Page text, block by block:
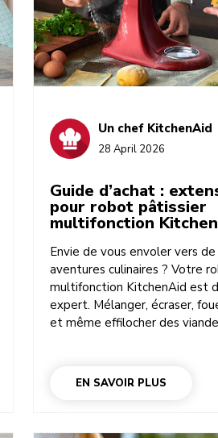
Un chef KitchenAid
28 April 2026
Guide d’achat :
pour robot pâtissier
multifonction
Envie de vous envoler vers
aventures culinaires ? Votre
multifonction KitchenAid est
expert. Mélanger, écraser,
et même effilocher des
le crochet pétrisseur. Et ce
s’attacher directement sur le
EN SAVOIR PLUS